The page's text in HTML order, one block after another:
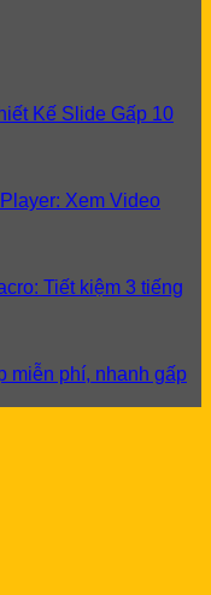
Kế Slide Gấp 10
Xem Video
Tiết kiệm 3 tiếng
miễn phí, nhanh gấp